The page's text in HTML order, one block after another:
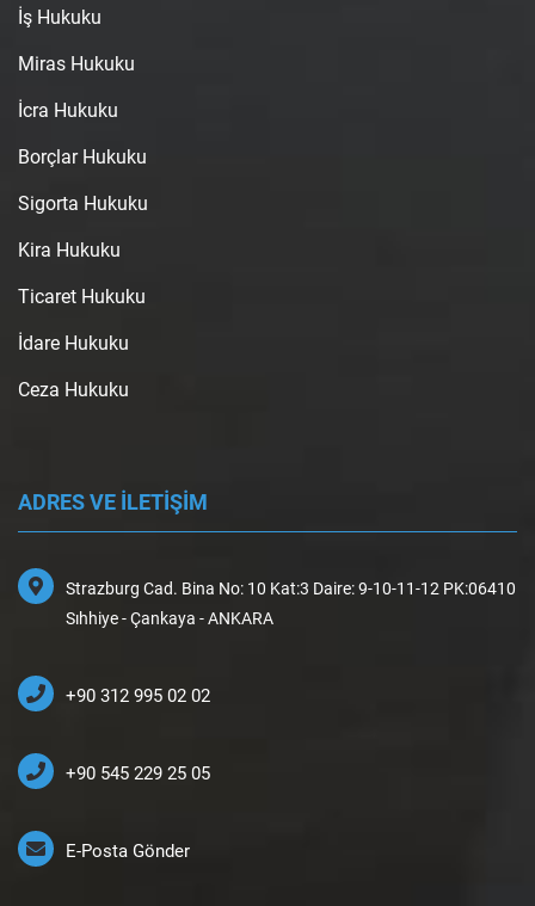
İş Hukuku
Miras Hukuku
İcra Hukuku
Borçlar Hukuku
Sigorta Hukuku
Kira Hukuku
Ticaret Hukuku
İdare Hukuku
Ceza Hukuku
ADRES VE İLETİŞİM
Strazburg Cad. Bina No: 10 Kat:3 Daire: 9-10-11-12 PK:06410
Sıhhiye - Çankaya - ANKARA
+90 312 995 02 02
+90 545 229 25 05
E-Posta Gönder